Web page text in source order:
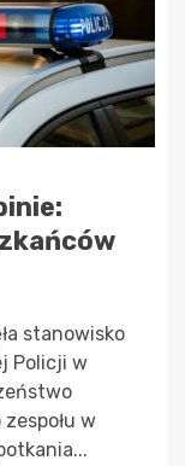
stanowisko
Policji w
w